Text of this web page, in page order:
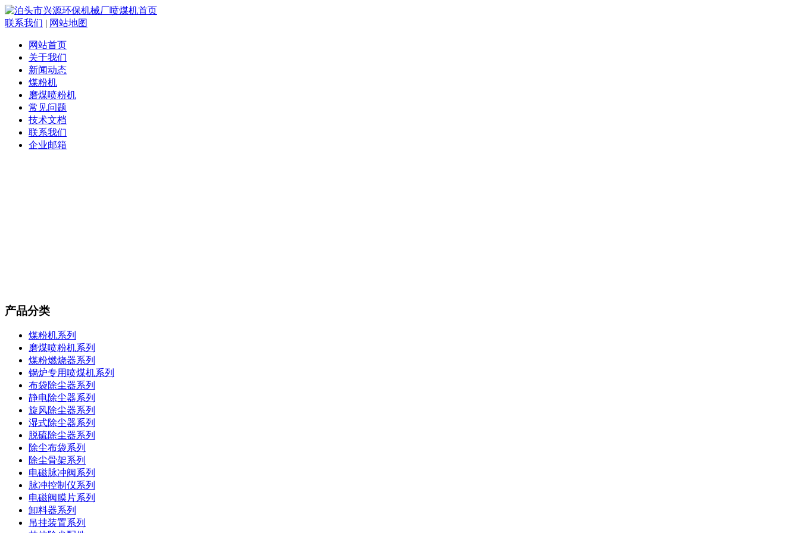
联系我们 | 网站地图
网站首页
关于我们
新闻动态
煤粉机
磨煤喷粉机
常见问题
技术文档
联系我们
企业邮箱
产品分类
煤粉机系列
磨煤喷粉机系列
煤粉燃烧器系列
锅炉专用喷煤机系列
布袋除尘器系列
静电除尘器系列
旋风除尘器系列
湿式除尘器系列
脱硫除尘器系列
除尘布袋系列
除尘骨架系列
电磁脉冲阀系列
脉冲控制仪系列
电磁阀膜片系列
卸料器系列
吊挂装置系列